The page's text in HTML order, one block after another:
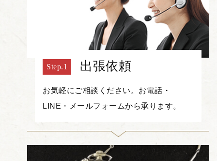
出張依頼
お気軽にご相談ください。お電話・
LINE・メールフォームから承ります。